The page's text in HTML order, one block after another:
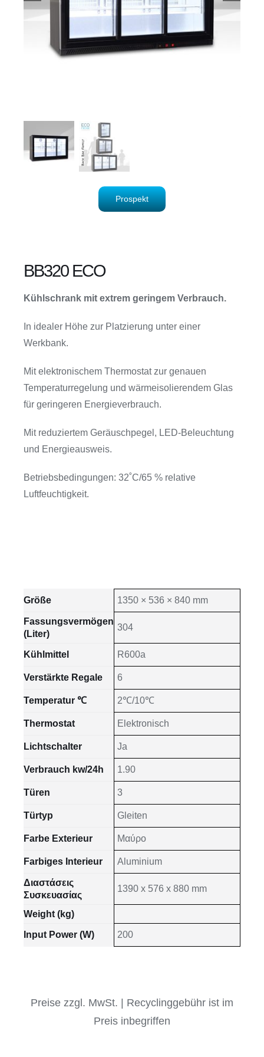
Prospekt
BB320 ECO
Kühlschrank mit extrem geringem Verbrauch.
In idealer Höhe zur Platzierung unter einer
Werkbank.
Mit elektronischem Thermostat zur genauen
Temperaturregelung und wärmeisolierendem Glas
für geringeren Energieverbrauch.
Mit reduziertem Geräuschpegel, LED-Beleuchtung
und Energieausweis.
Betriebsbedingungen: 32˚C/65 % relative
Luftfeuchtigkeit.
Größe 1350 × 536 × 840 mm
Fassungsvermögen
(Liter)
304
Kühlmittel R600a
Verstärkte Regale 6
Temperatur ℃ 2℃/10℃
Thermostat Elektronisch
Lichtschalter Ja
Verbrauch kw/24h 1.90
Türen 3
Türtyp Gleiten
Farbe Exterieur Μαύρο
Farbiges Interieur Aluminium
Διαστάσεις
Συσκευασίας
1390 x 576 x 880 mm
Weight (kg)
Input Power (W) 200
Preise zzgl. MwSt. | Recyclinggebühr ist im
Preis inbegriffen